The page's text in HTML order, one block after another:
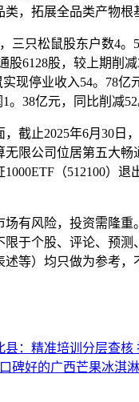
，拓展全品类产物根
只松鼠股东户数4。
股6128股，较上期削减
现停业收入54。78亿
。38亿元，同比削减52
止2025年6月30日
限公司位居第五大畅
（512100）退
有风险，投资需隆重
限于个股、评论、预测
等）均只做为参考，
县：精准培训分层查核
碑好的广西芒果冰淇